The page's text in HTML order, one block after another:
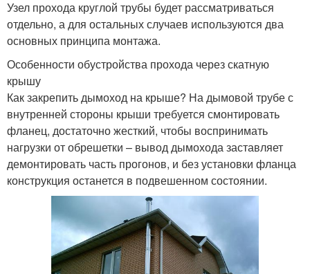
Узел прохода круглой трубы будет рассматриваться
отдельно, а для остальных случаев используются два
основных принципа монтажа.
Особенности обустройства прохода через скатную
крышу
Как закрепить дымоход на крыше? На дымовой трубе с
внутренней стороны крыши требуется смонтировать
фланец, достаточно жесткий, чтобы воспринимать
нагрузки от обрешетки – вывод дымохода заставляет
демонтировать часть прогонов, и без установки фланца
конструкция останется в подвешенном состоянии.